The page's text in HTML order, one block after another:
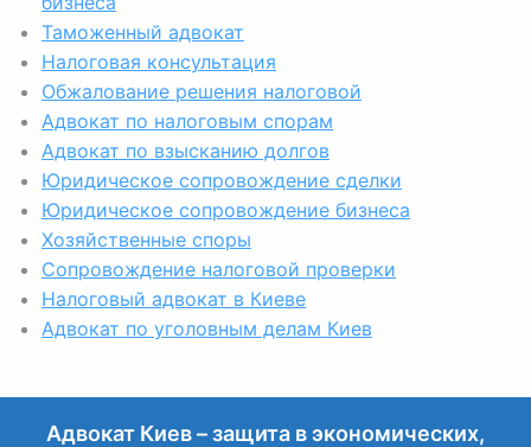
Таможенный адвокат
Налоговая консультация
Обжалование решения налоговой
Адвокат по налоговым спорам
Адвокат по взысканию долгов
Юридическое сопровождение сделки
Юридическое сопровождение бизнеса
Хозяйственные споры
Сопровождение налоговой проверки
Налоговый адвокат в Киеве
Адвокат по уголовным делам Киев
Адвокат Киев – защита в экономических,